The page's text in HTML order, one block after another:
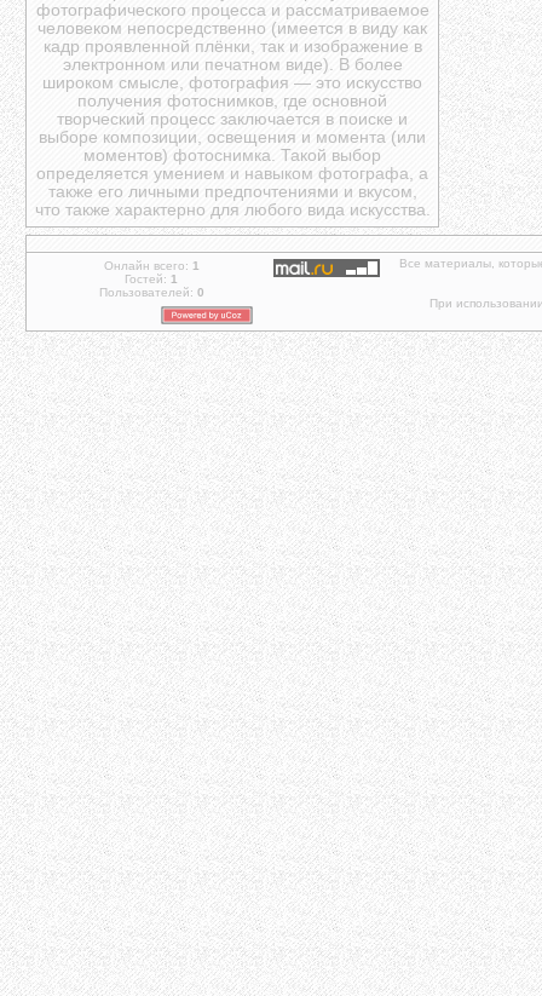
фотографического процесса и рассматриваемое
человеком непосредственно (имеется в виду как
кадр проявленной плёнки, так и изображение в
электронном или печатном виде). В более
широком смысле, фотография — это искусство
получения фотоснимков, где основной
творческий процесс заключается в поиске и
выборе композиции, освещения и момента (или
моментов) фотоснимка. Такой выбор
определяется умением и навыком фотографа, а
также его личными предпочтениями и вкусом,
что также характерно для любого вида искусства.
Онлайн всего: 1
Гостей: 1
Пользователей: 0
Все материалы,
При